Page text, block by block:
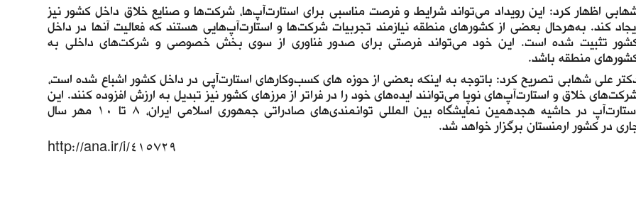
اظهار کرد: این رویداد می‌تواند شرایط و فرصت مناسبی برای استارت‌آپ‌ها، شرکت‌ها و صنایع خلاق داخل کشور نیز
کند. به‌هرحال بعضی از کشورهای منطقه نیازمند تجربیات شرکت‌ها و استارت‌آپ‌هایی هستند که فعالیت آنها در داخل
تثبیت شده است. این خود می‌تواند فرصتی برای صدور فناوری از سوی بخش خصوصی و شرکت‌های داخلی به
منطقه باشد.
علی شهابی تصریح کرد: باتوجه به اینکه بعضی از حوزه های کسب‌وکارهای استارت‌آپی در داخل کشور اشباع شده است،
خلاق و استارت‌آپ‌های نوپا می‌توانند ایده‌های خود را در فراتر از مرزهای کشور نیز تبدیل به ارزش افزوده کنند. این
استارت‌آپ در حاشیه هجدهمین نمایشگاه بین المللی توانمندی‌های صادراتی جمهوری اسلامی ایران، ۸ تا ۱۰ مهر سال
در کشور ارمنستان برگزار خواهد شد.
http://ana.ir/i/415729